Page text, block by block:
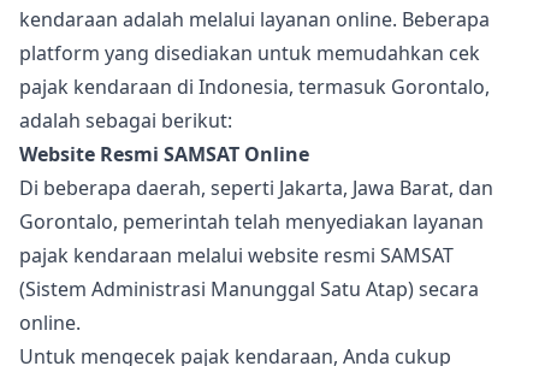
kendaraan adalah melalui layanan online. Beberapa
platform yang disediakan untuk memudahkan cek
pajak kendaraan di Indonesia, termasuk Gorontalo,
adalah sebagai berikut:
Website Resmi SAMSAT Online
Di beberapa daerah, seperti Jakarta, Jawa Barat, dan
Gorontalo, pemerintah telah menyediakan layanan
pajak kendaraan melalui website resmi SAMSAT
(Sistem Administrasi Manunggal Satu Atap) secara
online.
Untuk mengecek pajak kendaraan, Anda cukup